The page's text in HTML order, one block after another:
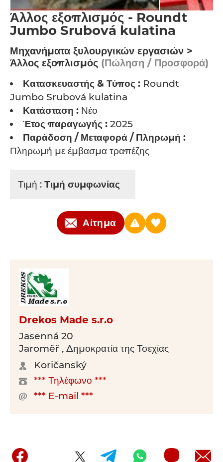
Άλλος εξοπλισμός - Roundt
Jumbo Srubová kulatina
Μηχανήματα ξυλουργικών εργασιών >
Άλλος εξοπλισμός (Πώληση / Προσφορά)
Κατασκευαστής & Τύπος : Roundt
Jumbo Srubová kulatina
Κατάσταση : Νέο
Έτος παραγωγής : 2025
Παράδοση / Μεταφορά / Πληρωμή :
Πληρωμή με έμβασμα τραπέζης
Τιμή : Τιμή συμφωνίας
Αίτημα
Drekos Made s.r.o
Jasenná 20
Jaroměř , Δημοκρατία της Τσεχίας
Koričanský
*** Τηλέφωνο ***
*** E-mail ***